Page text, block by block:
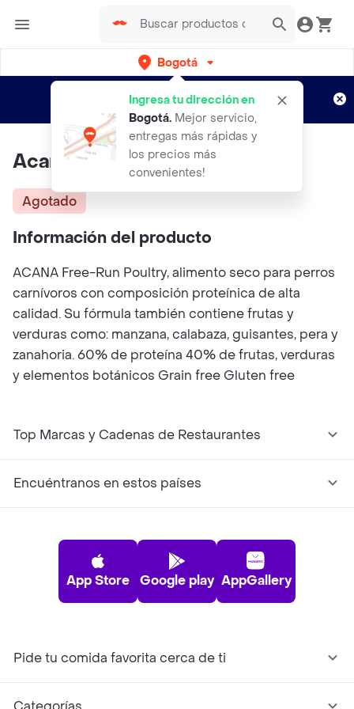
Bogotá
Ingresa tu dirección en
Bogotá. Mejor servicio,
entregas más rápidas y
los precios más
convenientes!
envíos gratis por semanas
Aplican TyC
Acana Free Run Poultry
Agotado
Información del producto
ACANA Free-Run Poultry, alimento seco para perros
carnívoros con composición proteínica de alta
calidad. Su fórmula también contiene frutas y
verduras como: manzana, calabaza, guisantes, pera y
zanahoria. 60% de proteína 40% de frutas, verduras
y elementos botánicos Grain free Gluten free
Top Marcas y Cadenas de Restaurantes
Encuéntranos en estos países
App Store Google play AppGallery
Pide tu comida favorita cerca de ti